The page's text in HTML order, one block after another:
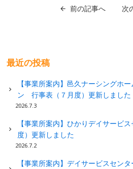
前の記事へ 次
最近の投稿
【事業所案内】邑久ナーシングホ
ン 行事表（７月度）更新しました
2026.7.3
【事業所案内】ひかりデイサービ
度）更新しました
2026.7.2
【事業所案内】デイサービスセン